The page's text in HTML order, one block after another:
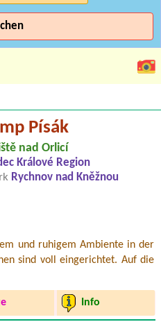
Písák
nad Orlicí
Králové Region
Rychnov nad Kněžnou
und ruhigem Ambiente in der
sind voll eingerichtet. Auf die
Info